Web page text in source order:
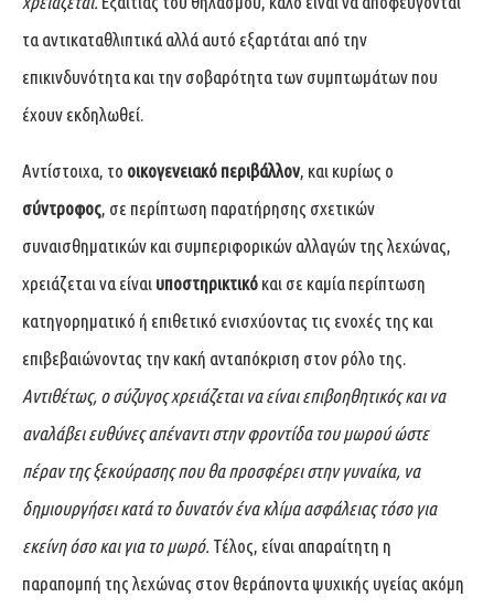
τα αντικαταθλιπτικά αλλά αυτό εξαρτάται από την
επικινδυνότητα και την σοβαρότητα των συμπτωμάτων που
έχουν εκδηλωθεί.
Αντίστοιχα, το οικογενειακό περιβάλλον, και κυρίως ο
σύντροφος, σε περίπτωση παρατήρησης σχετικών
συναισθηματικών και συμπεριφορικών αλλαγών της λεχώνας,
χρειάζεται να είναι υποστηρικτικό και σε καμία περίπτωση
κατηγορηματικό ή επιθετικό ενισχύοντας τις ενοχές της και
επιβεβαιώνοντας την κακή ανταπόκριση στον ρόλο της.
Αντιθέτως, ο σύζυγος χρειάζεται να είναι επιβοηθητικός και να
αναλάβει ευθύνες απέναντι στην φροντίδα του μωρού ώστε
πέραν της ξεκούρασης που θα προσφέρει στην γυναίκα, να
δημιουργήσει κατά το δυνατόν ένα κλίμα ασφάλειας τόσο για
εκείνη όσο και για το μωρό. Τέλος, είναι απαραίτητη η
παραπομπή της λεχώνας στον θεράποντα ψυχικής υγείας ακόμη